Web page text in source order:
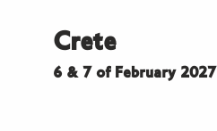
Crete
6 & 7 of February 2027